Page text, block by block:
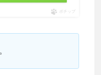
ポチップ